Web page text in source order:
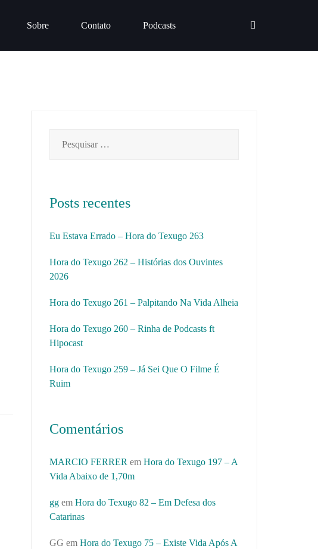
Sobre Contato Podcasts
por:
Posts recentes
Eu Estava Errado – Hora do Texugo 263
Hora do Texugo 262 – Histórias dos Ouvintes
2026
Hora do Texugo 261 – Palpitando Na Vida Alheia
Hora do Texugo 260 – Rinha de Podcasts ft
Hipocast
Hora do Texugo 259 – Já Sei Que O Filme É
Ruim
Comentários
MARCIO FERRER em Hora do Texugo 197 – A
Vida Abaixo de 1,70m
gg em Hora do Texugo 82 – Em Defesa dos
Catarinas
GG em Hora do Texugo 75 – Existe Vida Após A